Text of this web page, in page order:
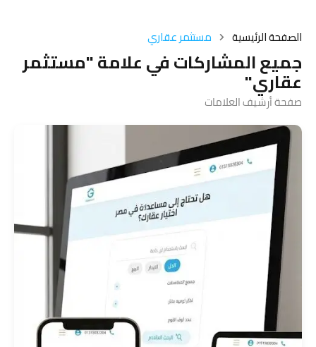
الصفحة الرئيسية مستثمر عقاري
جميع المشاركات في علامة "مستثمر
عقاري"
صفحة أرشيف العلامات